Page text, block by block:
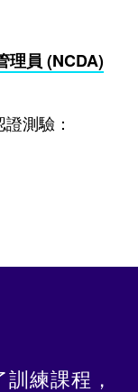
理員 (NCDA)
測驗：
練課程，